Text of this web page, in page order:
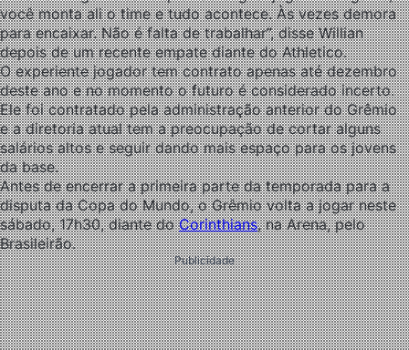
você monta ali o time e tudo acontece. Às vezes demora
para encaixar. Não é falta de trabalhar”, disse Willian
depois de um recente empate diante do Athletico.
O experiente jogador tem contrato apenas até dezembro
deste ano e no momento o futuro é considerado incerto.
Ele foi contratado pela administração anterior do Grêmio
e a diretoria atual tem a preocupação de cortar alguns
salários altos e seguir dando mais espaço para os jovens
da base.
Antes de encerrar a primeira parte da temporada para a
disputa da Copa do Mundo, o Grêmio volta a jogar neste
sábado, 17h30, diante doCorinthians, na Arena, pelo
Brasileirão.
Publicidade